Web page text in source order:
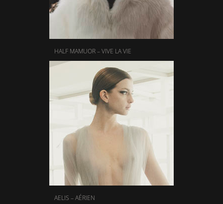
HALF MAMUOR – VIVE LA VIE
AELIS – AÉRIEN